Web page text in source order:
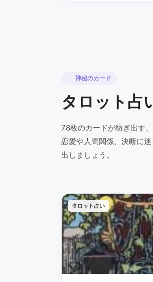
神秘のカード
タロット占
78枚のカードが紡ぎ出す
恋愛や人間関係、決断に
出しましょう。
タロット占い